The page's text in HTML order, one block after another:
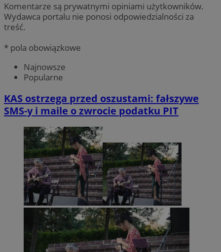
Komentarze są prywatnymi opiniami użytkowników.
Wydawca portalu nie ponosi odpowiedzialności za
treść.
* pola obowiązkowe
Najnowsze
Popularne
KAS ostrzega przed oszustami: fałszywe
SMS-y i maile o zwrocie podatku PIT